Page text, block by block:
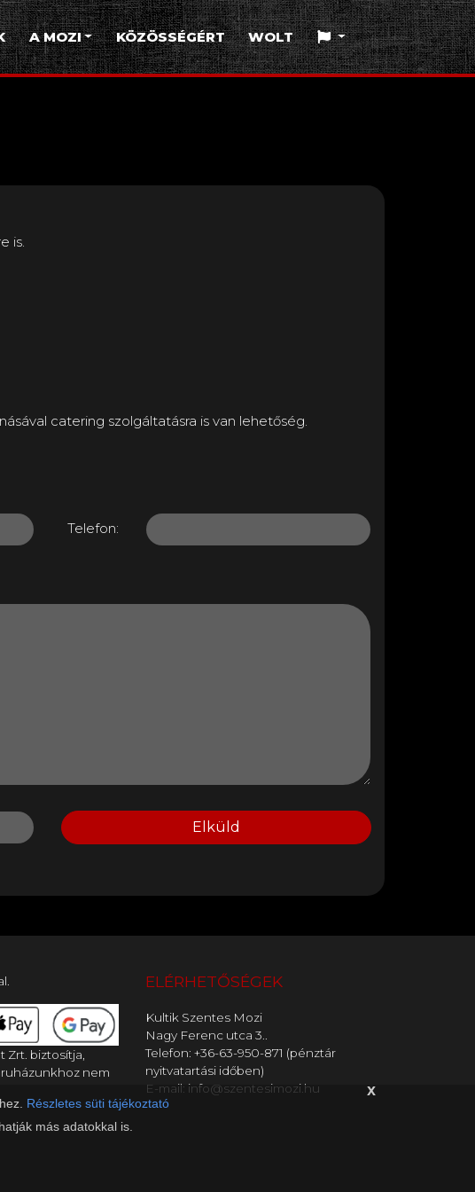
A MOZI KÖZÖSSÉGÉRT WOLT
is.
catering szolgáltatásra is van lehetőség.
Telefon:
Elküld
x
Részletes süti tájékoztató
más adatokkal is.
biztosítja,
nem
ELÉRHETŐSÉGEK
Kultik Szentes Mozi
Nagy Ferenc utca 3..
Telefon: +36-63-950-871 (pénztár
nyitvatartási időben)
E-mail: info@szentesimozi.hu